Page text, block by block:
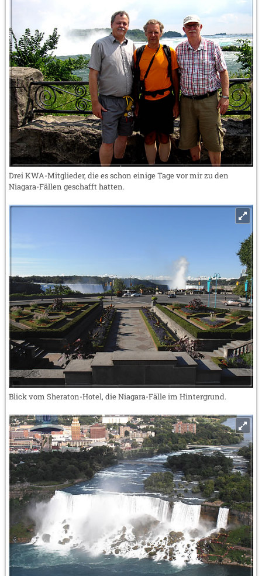
Drei KWA-Mitglieder, die es schon einige Tage vor mir zu den
Niagara-Fällen geschafft hatten.
Blick vom Sheraton-Hotel, die Niagara-Fälle im Hintergrund.